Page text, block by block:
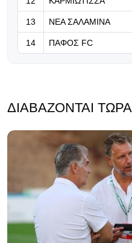
13 ΝΕΑ ΣΑΛΑΜΙΝΑ
14 ΠΑΦΟΣ FC
ΔΙΑΒΆΖΟΝΤΑΙ ΤΏΡΑ